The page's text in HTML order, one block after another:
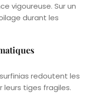
vigoureuse. Sur un
durant les
redoutent les
tiges fragiles.